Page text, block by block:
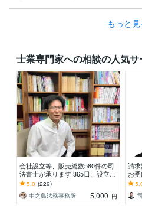
もっと見
士業専門家への相談の人気サ
会社設立等、販売総数580件の司
法書士が承ります 365日、設立日
を選べるようになりました！
5.0 (229)
中之島法務事務所
5,000 円
請
お
官の
は